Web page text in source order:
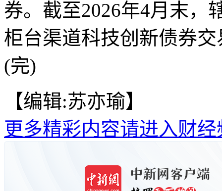
券。截至2026年4月末，
柜台渠道科技创新债券
(完)
【编辑:苏亦瑜】
更多精彩内容请进入财经